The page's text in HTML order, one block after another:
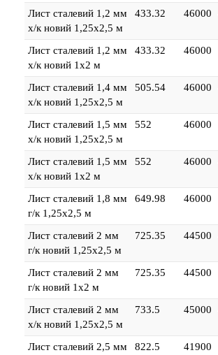
Лист сталевий 1,2 мм
х/к новий 1,25х2,5 м
433.32 46000
Лист сталевий 1,2 мм
х/к новий 1х2 м
433.32 46000
Лист сталевий 1,4 мм
х/к новий 1,25х2,5 м
505.54 46000
Лист сталевий 1,5 мм
х/к новий 1,25х2,5 м
552 46000
Лист сталевий 1,5 мм
х/к новий 1х2 м
552 46000
Лист сталевий 1,8 мм
г/к 1,25х2,5 м
649.98 46000
Лист сталевий 2 мм
г/к новий 1,25х2,5 м
725.35 44500
Лист сталевий 2 мм
г/к новий 1х2 м
725.35 44500
Лист сталевий 2 мм
х/к новий 1,25х2,5 м
733.5 45000
Лист сталевий 2,5 мм
822.5 41900